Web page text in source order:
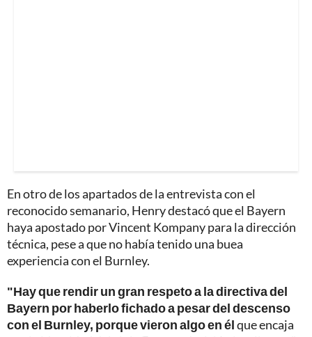
En otro de los apartados de la entrevista con el
reconocido semanario, Henry destacó que el Bayern
haya apostado por Vincent Kompany para la dirección
técnica, pese a que no había tenido una buea
experiencia con el Burnley.
"Hay que rendir un gran respeto a la directiva del
Bayern por haberlo fichado a pesar del descenso
con el Burnley, porque vieron algo en élque encaja